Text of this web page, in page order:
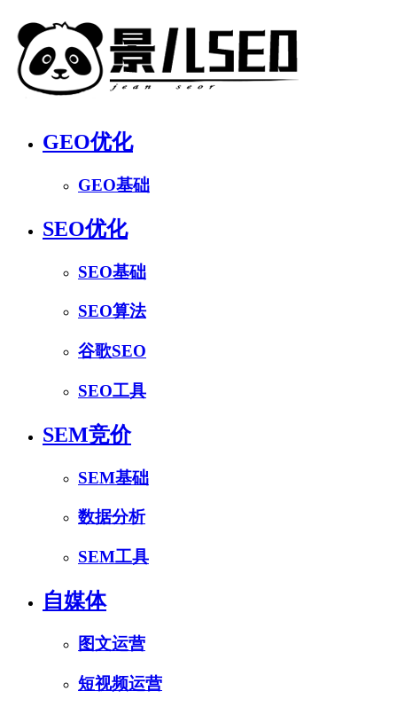
GEO优化
GEO基础
SEO优化
SEO基础
SEO算法
谷歌SEO
SEO工具
SEM竞价
SEM基础
数据分析
SEM工具
自媒体
图文运营
短视频运营